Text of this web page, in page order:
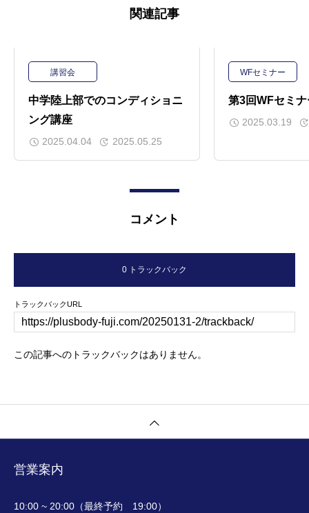
関連記事
講習会
中学陸上部でのコンディショニ
ング講座
2025.04.04 2025.05.25
WFセミナー
第3回WFセミナ
2025.03.19
コメント
0 トラックバック
トラックバックURL
この記事へのトラックバックはありません。
営業案内
10:00 ~ 20:00（最終予約 19:00）